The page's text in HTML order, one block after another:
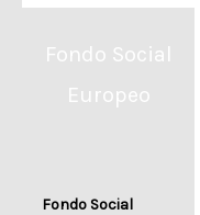
Fondo Social
Europeo
Fondo Social